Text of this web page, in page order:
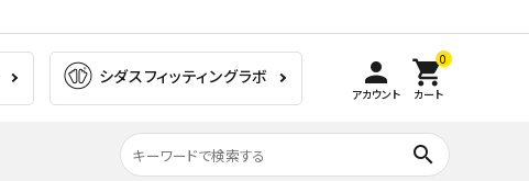
シダスフィッティングラボ person
アカウント
0
shopping_cart
カート
search